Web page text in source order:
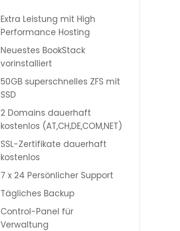
Extra Leistung mit High
Performance Hosting
Neuestes BookStack
vorinstalliert
50GB superschnelles ZFS mit
SSD
2 Domains dauerhaft
kostenlos (AT,CH,DE,COM,NET)
SSL-Zertifikate dauerhaft
kostenlos
7 x 24 Persönlicher Support
Tägliches Backup
Control-Panel für
Verwaltung